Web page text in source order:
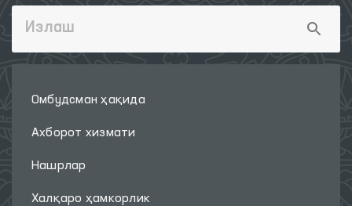
Омбудсман ҳақида
Ахборот хизмати
Нашрлар
Халқаро ҳамкорлик